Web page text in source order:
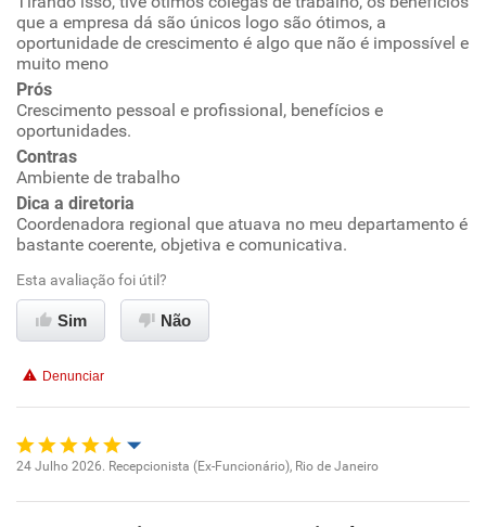
Benefícios
Recomenda a diretoria
que a empresa dá são únicos logo são ótimos, a
oportunidade de crescimento é algo que não é impossível e
muito meno
Prós
Crescimento pessoal e profissional, benefícios e
oportunidades.
Contras
Ambiente de trabalho
Dica a diretoria
Coordenadora regional que atuava no meu departamento é
bastante coerente, objetiva e comunicativa.
Esta avaliação foi útil?
Sim Não
Denunciar
24 Julho 2026. Recepcionista (Ex-Funcionário), Rio de Janeiro